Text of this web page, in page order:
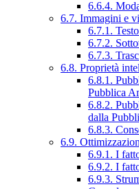
6.6.4.
6.7. Immagini e
6.7.1.
6.7.2.
6.7.3.
6.8. Proprietà
6.8.1.
Pubblica
6.8.2.
dalla
6.8.3.
6.9.
6.9.1. I
6.9.2. I
6.9.3.